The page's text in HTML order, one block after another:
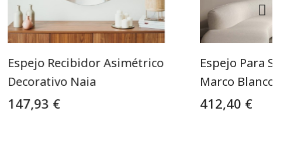
Espejo Recibidor Asimétrico
Decorativo Naia
147,93 €
Espejo Para
Marco Blanco
412,40 €